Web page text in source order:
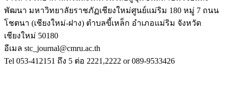
พัฒนา มหาวิทยาลัยราชภัฏเชียงใหม่ศูนย์แม่ริม 180 หมู่ 7 ถนน
โชตนา (เชียงใหม่-ฝาง) ตำบลขี้เหล็ก อำเภอแม่ริม จังหวัด
เชียงใหม่ 50180
อีเมล stc_journal@cmru.ac.th
Tel 053-412151 ถึง 5 ต่อ 2221,2222 or 089-9533426